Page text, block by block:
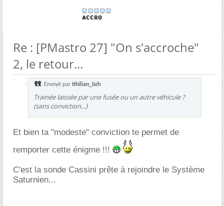
Re : [PMastro 27] "On s'accroche"
2, le retour...
Envoyé par Ithilian_bzh
Trainée laissée par une fusée ou un autre véhicule ?
(sans conviction...)
Et bien ta "modeste" conviction te permet de
remporter cette énigme !!!
C'est la sonde Cassini prête à rejoindre le Système
Saturnien...